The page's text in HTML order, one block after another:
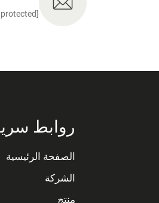
[email protected]
روابط
الصفحة الرئيسية
الشركة
منتج